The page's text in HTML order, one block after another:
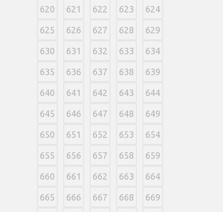
620 621 622 623 624
625 626 627 628 629
630 631 632 633 634
635 636 637 638 639
640 641 642 643 644
645 646 647 648 649
650 651 652 653 654
655 656 657 658 659
660 661 662 663 664
665 666 667 668 669